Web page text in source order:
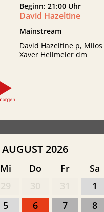
Beginn: 21:00 Uhr
David Hazeltine
Mainstream
David Hazeltine p, Milos
Xaver Hellmeier dm
AUGUST 2026
Mi Do Fr Sa
1
5 6 7 8